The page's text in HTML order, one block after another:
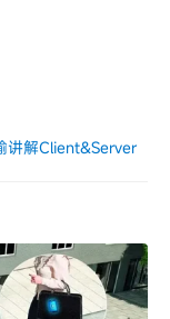
讲解Client&Server